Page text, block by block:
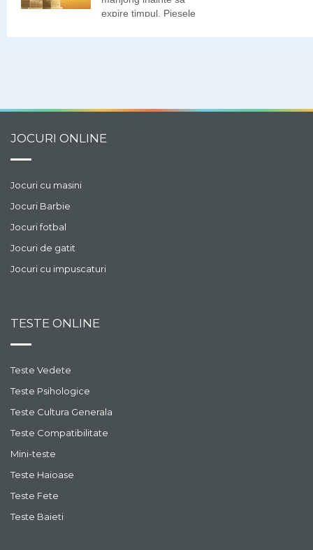
expire timpul. Piesele
JOCURI ONLINE
Jocuri cu masini
Jocuri Barbie
Jocuri fotbal
Jocuri de gatit
Jocuri cu impuscaturi
TESTE ONLINE
Teste Vedete
Teste Psihologice
Teste Cultura Generala
Teste Compatibilitate
Mini-teste
Teste Haioase
Teste Fete
Teste Baieti